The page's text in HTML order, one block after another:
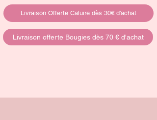
Livraison Offerte Caluire dès 30€ d'achat
Livraison offerte Bougies dès 70 € d'achat